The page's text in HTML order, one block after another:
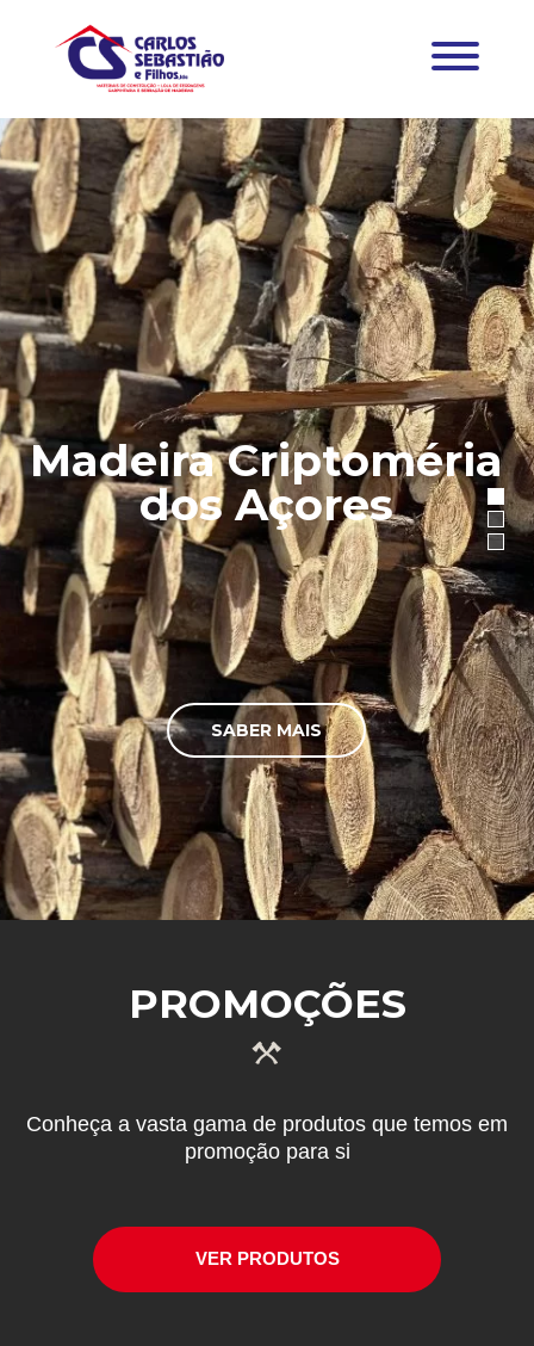
Madeira Criptoméria
dos Açores
SABER MAIS
PROMOÇÕES
Conheça a vasta gama de produtos que temos em
promoção para si
VER PRODUTOS